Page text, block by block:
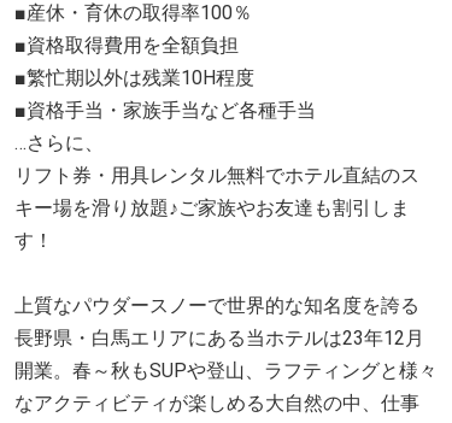
■産休・育休の取得率100％
■資格取得費用を全額負担
■繁忙期以外は残業10H程度
■資格手当・家族手当など各種手当
…さらに、
リフト券・用具レンタル無料でホテル直結のス
キー場を滑り放題♪ご家族やお友達も割引しま
す！
上質なパウダースノーで世界的な知名度を誇る
長野県・白馬エリアにある当ホテルは23年12月
開業。春～秋もSUPや登山、ラフティングと様々
なアクティビティが楽しめる大自然の中、仕事